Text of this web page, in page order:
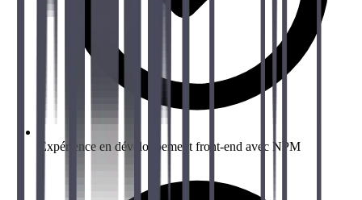
Expérience en développement front-end avec NPM